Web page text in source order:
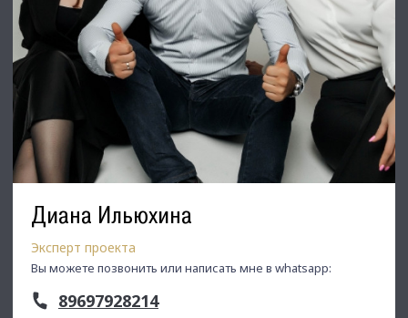
Диана Ильюхина
Эксперт проекта
Вы можете позвонить или написать мне в whatsapp:
89697928214